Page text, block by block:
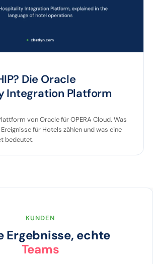
Die Oracle
Integration Platform
von Oracle für OPERA Cloud. Was
für Hotels zählen und was eine
bedeutet.
KUNDEN
Ergebnisse, echte
Teams